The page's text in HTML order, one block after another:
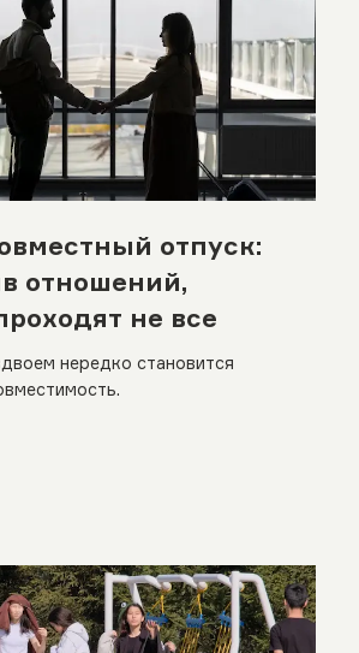
отпуск:
отношений,
не все
нередко становится